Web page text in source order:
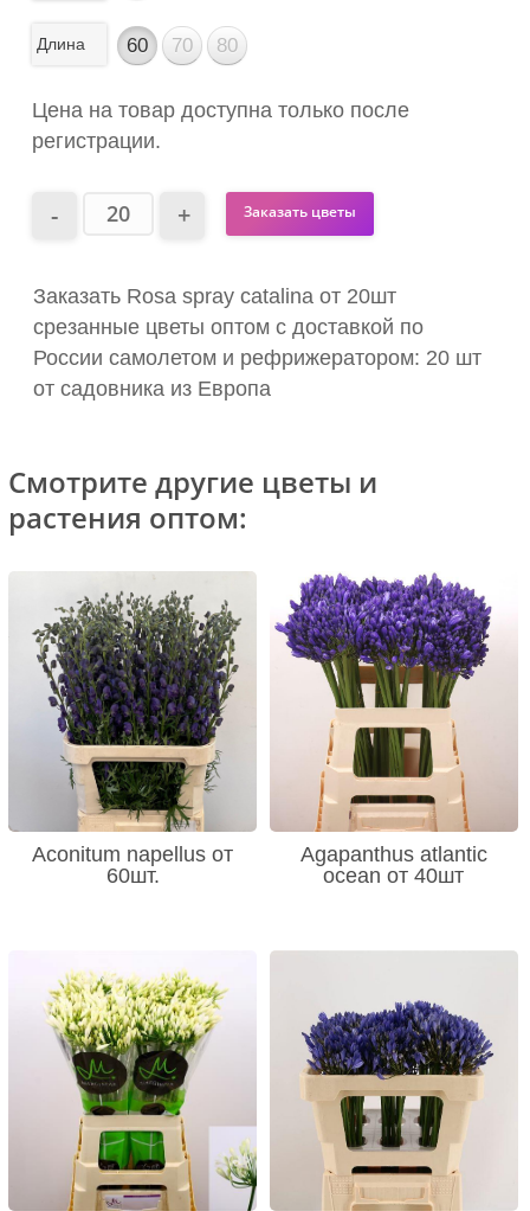
Длина 60 70 80
Цена на товар доступна только после
регистрации.
Заказать цветы
Заказать Rosa spray catalina от 20шт
срезанные цветы оптом с доставкой по
России самолетом и рефрижератором: 20 шт
от садовника из Европа
Смотрите другие цветы и
растения оптом:
Aconitum napellus от
60шт.
Agapanthus atlantic
ocean от 40шт